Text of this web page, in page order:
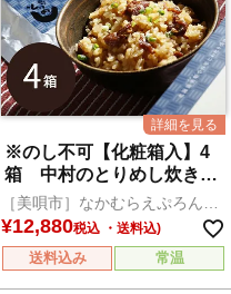
※のし不可【化粧箱入】4
箱 中村のとりめし炊き込
みセット
［美唄市］なかむらえぷろん倶
楽部
¥12,880税込
送料込み 常温